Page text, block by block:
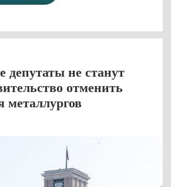
депутаты не станут
отменить